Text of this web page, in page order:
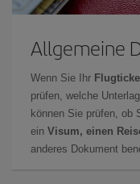
Allgemeine
Wenn Sie Ihr
prüfen, welche
können Sie prüfen, ob
ein Visum, einen
anderes Dokument